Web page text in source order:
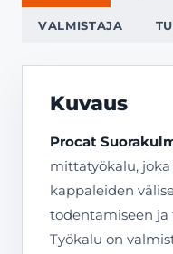
VALMISTAJA
Kuvaus
Procat
mittatyökalu,
kappaleiden
todentamiseen ja
Työkalu on